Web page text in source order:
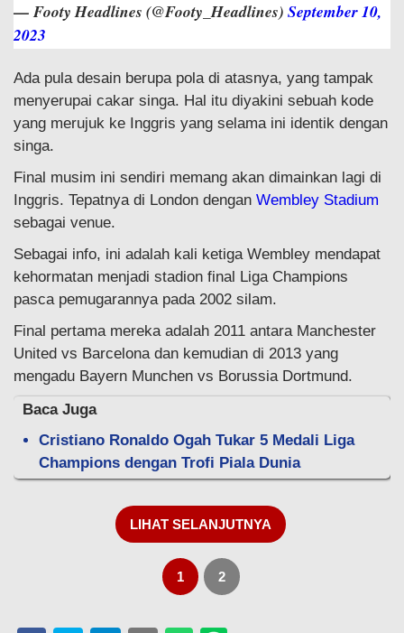
— Footy Headlines (@Footy_Headlines) September 10,
2023
Ada pula desain berupa pola di atasnya, yang tampak
menyerupai cakar singa. Hal itu diyakini sebuah kode
yang merujuk ke Inggris yang selama ini identik dengan
singa.
Final musim ini sendiri memang akan dimainkan lagi di
Inggris. Tepatnya di London dengan Wembley Stadium
sebagai venue.
Sebagai info, ini adalah kali ketiga Wembley mendapat
kehormatan menjadi stadion final Liga Champions
pasca pemugarannya pada 2002 silam.
Final pertama mereka adalah 2011 antara Manchester
United vs Barcelona dan kemudian di 2013 yang
mengadu Bayern Munchen vs Borussia Dortmund.
Baca Juga
Cristiano Ronaldo Ogah Tukar 5 Medali Liga
Champions dengan Trofi Piala Dunia
LIHAT SELANJUTNYA
1 2